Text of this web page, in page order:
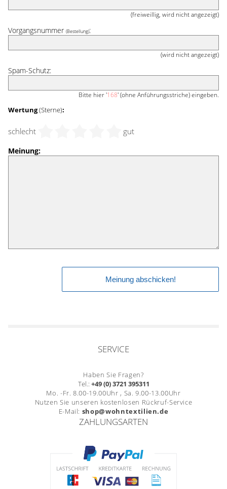
(freiweillig, wird nicht angezeigt)
Vorgangsnummer (Bestellung):
(wird nicht angezeigt)
Spam-Schutz:
Bitte hier '168' (ohne Anführungsstriche) eingeben.
Wertung(Sterne):
schlecht gut
Meinung:
SERVICE
Haben Sie Fragen?
Tel.: +49 (0) 3721 395311
Mo. -Fr. 8.00-19.00Uhr , Sa. 9.00-13.00Uhr
Nutzen Sie unseren kostenlosen Rückruf-Service
E-Mail: shop@wohntextilien.de
ZAHLUNGSARTEN